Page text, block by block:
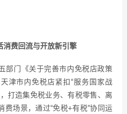
消费回流与开放新引擎
部门《关于完善市内免税店政策
津市内免税店紧扣“服务国家战
打造集免税业务、有税零售、离
费场景，通过“免税+有税”协同运